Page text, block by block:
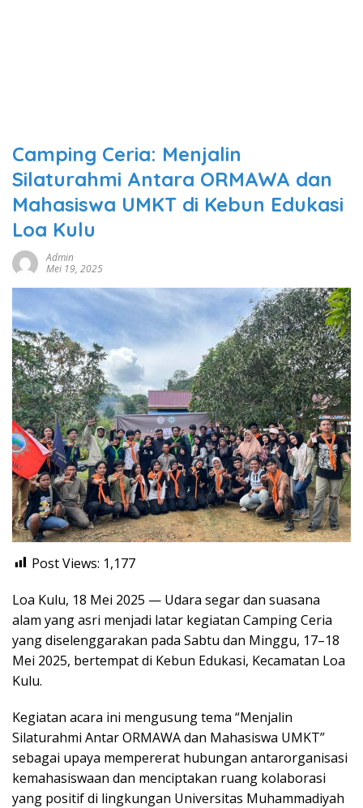
Camping Ceria: Menjalin
Silaturahmi Antara ORMAWA dan
Mahasiswa UMKT di Kebun Edukasi
Loa Kulu
Admin
Mei 19, 2025
Post Views: 1,177
Loa Kulu, 18 Mei 2025 — Udara segar dan suasana
alam yang asri menjadi latar kegiatan Camping Ceria
yang diselenggarakan pada Sabtu dan Minggu, 17–18
Mei 2025, bertempat di Kebun Edukasi, Kecamatan Loa
Kulu.
Kegiatan acara ini mengusung tema “Menjalin
Silaturahmi Antar ORMAWA dan Mahasiswa UMKT”
sebagai upaya mempererat hubungan antarorganisasi
kemahasiswaan dan menciptakan ruang kolaborasi
yang positif di lingkungan Universitas Muhammadiyah